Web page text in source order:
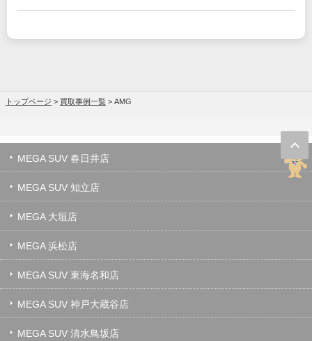
トップページ > 買取事例一覧 > AMG
MEGA SUV 春日井店
MEGA SUV 知立店
MEGA 大垣店
MEGA 浜松店
MEGA SUV 東海名和店
MEGA SUV 神戸大蔵谷店
MEGA SUV 清水鳥坂店